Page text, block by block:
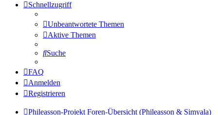
Schnellzugriff
Unbeantwortete Themen
Aktive Themen
Suche
FAQ
Anmelden
Registrieren
Phileasson-Projekt Foren-Übersicht (Phileasson & Simyala)